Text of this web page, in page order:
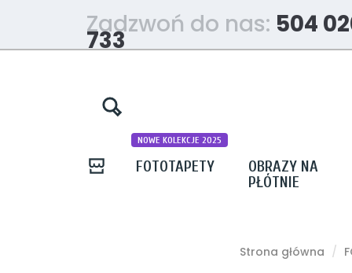
Zadzwoń do nas: 504
733
FOTOTAPETY
NOWE KOLEKCJE 2025
OBRAZY NA
PŁÓTNIE
Strona główna